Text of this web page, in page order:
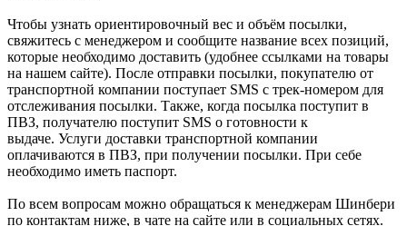
Чтобы узнать ориентировочный вес и объём посылки,
свяжитесь с менеджером и сообщите название всех позиций,
которые необходимо доставить (удобнее ссылками на товары
на нашем сайте). После отправки посылки, покупателю от
транспортной компании поступает SMS с трек-номером для
отслеживания посылки. Также, когда посылка поступит в
ПВЗ, получателю поступит SMS о готовности к
выдаче. Услуги доставки транспортной компании
оплачиваются в ПВЗ, при получении посылки. При себе
необходимо иметь паспорт.
По всем вопросам можно обращаться к менеджерам Шинбери
по контактам ниже, в чате на сайте или в социальных сетях.